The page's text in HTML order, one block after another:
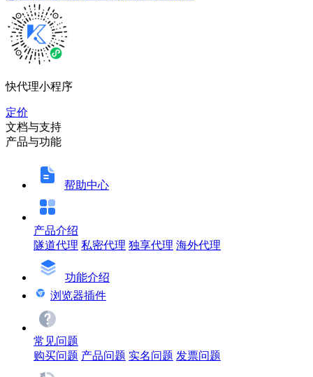
快代理小程序
定价
文档与支持
产品与功能
帮助中心
产品介绍
隧道代理 私密代理 独享代理 海外代理
功能介绍
浏览器插件
常见问题
购买问题 产品问题 实名问题 发票问题